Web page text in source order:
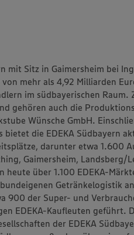
mit Sitz in Gaimersheim bei
von mehr als 4,92 Milliarden
im südbayerischen
gehören auch die
Wünsche GmbH.
bietet die EDEKA Südbayern
darunter etwa 1.600
Gaimersheim,
heute über 1.100 EDEKA-
Getränkelogistik
900 der Super- und
EDEKA-Kaufleuten geführt.
der EDEKA